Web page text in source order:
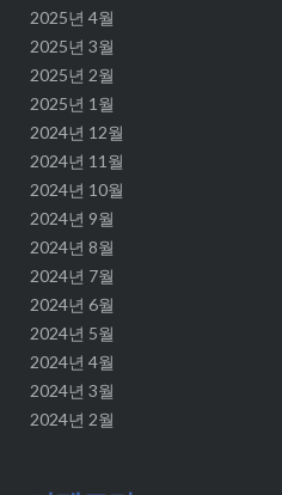
2025년 4월
2025년 3월
2025년 2월
2025년 1월
2024년 12월
2024년 11월
2024년 10월
2024년 9월
2024년 8월
2024년 7월
2024년 6월
2024년 5월
2024년 4월
2024년 3월
2024년 2월